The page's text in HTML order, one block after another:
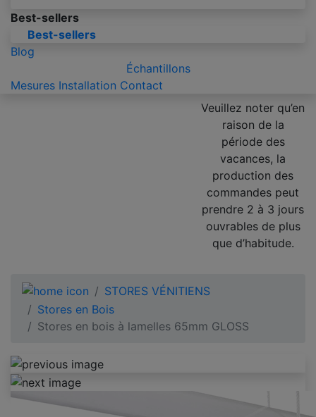
Best-sellers
Best-sellers
Blog
Échantillons
Mesures Installation Contact
Veuillez noter qu’en
raison de la
période des
vacances, la
production des
commandes peut
prendre 2 à 3 jours
ouvrables de plus
que d’habitude.
STORES VÉNITIENS
Stores en Bois
Stores en bois à lamelles 65mm GLOSS